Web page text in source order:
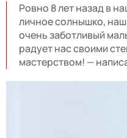
Ровно 8 лет назад в
личное солнышко,
очень заботливый
радует нас своими
мастерством! —